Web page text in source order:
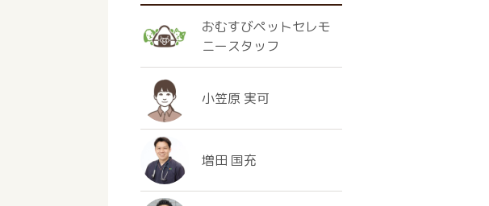
おむすびペットセレモ
ニースタッフ
小笠原 実可
増田 国充